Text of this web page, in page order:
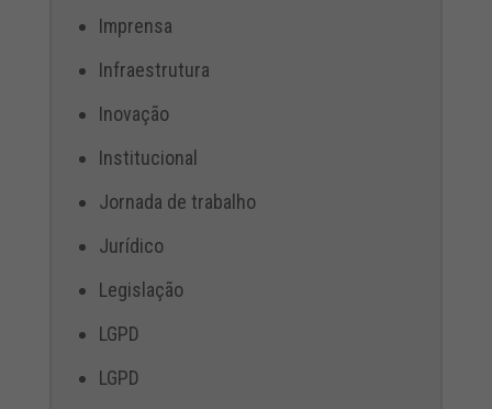
Imprensa
Infraestrutura
Inovação
Institucional
Jornada de trabalho
Jurídico
Legislação
LGPD
LGPD